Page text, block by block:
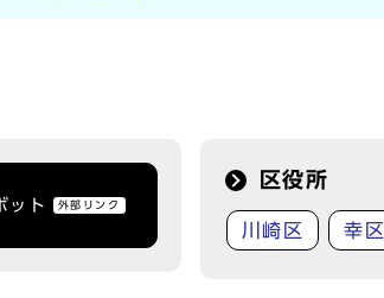
ット 外部リンク
区役所
川崎区 幸区